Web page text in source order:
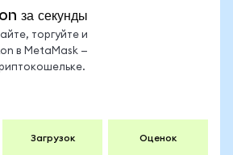
за секунды
торгуйте и
в MetaMask —
Загрузок Оценок